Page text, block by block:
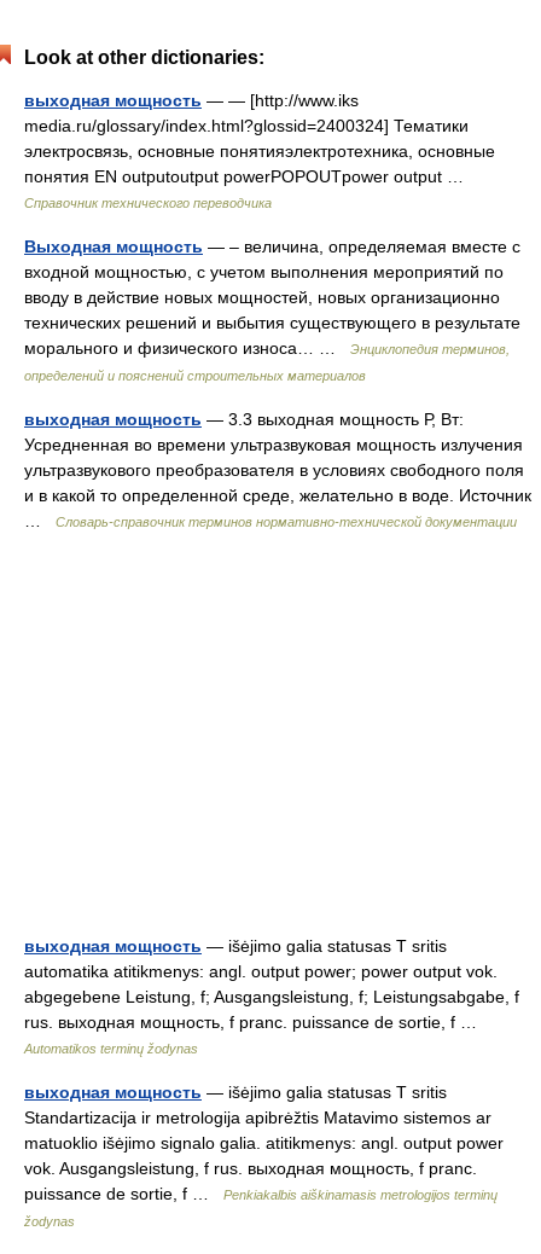
Look at other dictionaries:
выходная мощность — — [http://www.iks
media.ru/glossary/index.html?glossid=2400324] Тематики
электросвязь, основные понятияэлектротехника, основные
понятия EN outputoutput powerPOPOUTpower output …
Справочник технического переводчика
Выходная мощность — – величина, определяемая вместе с
входной мощностью, с учетом выполнения мероприятий по
вводу в действие новых мощностей, новых организационно
технических решений и выбытия существующего в результате
мо­рального и физического износа… …
Энциклопедия терминов,
определений и пояснений строительных материалов
выходная мощность — 3.3 выходная мощность Р, Вт:
Усредненная во времени ультразвуковая мощность излучения
ультразвукового преобразователя в условиях свободного поля
и в какой то определенной среде, желательно в воде. Источник
Словарь-справочник терминов нормативно-технической документации
выходная мощность — išėjimo galia statusas T sritis
automatika atitikmenys: angl. output power; power output vok.
abgegebene Leistung, f; Ausgangsleistung, f; Leistungsabgabe, f
rus. выходная мощность, f pranc. puissance de sortie, f …
Automatikos terminų žodynas
выходная мощность — išėjimo galia statusas T sritis
Standartizacija ir metrologija apibrėžtis Matavimo sistemos ar
matuoklio išėjimo signalo galia. atitikmenys: angl. output power
vok. Ausgangsleistung, f rus. выходная мощность, f pranc.
puissance de sortie, f …
Penkiakalbis aiškinamasis metrologijos terminų
žodynas